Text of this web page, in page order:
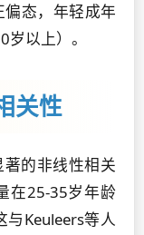
态，年轻成年
以上）。
关性
的非线性相关
在25-35岁年龄
Keuleers等人